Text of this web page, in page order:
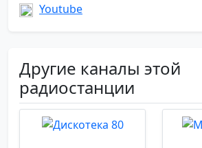
Youtube
Другие каналы этой
радиостанции